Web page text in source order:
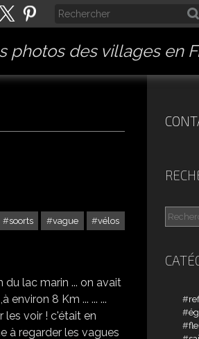
photos des villages en
soorts vague
vélos
du lac marin ... on avait
environ 8 Km ... ... ...
les voir ! c'était en
à regarder les vagues